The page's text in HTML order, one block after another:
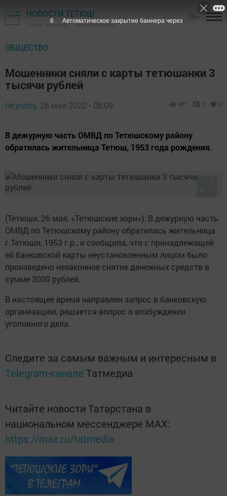
НОВОСТИ ТЕТЮШ
Газета "Авангард" - Тетюшский район
ОБЩЕСТВО
Мошенники сняли с карты тетюшанки 3
тысячи рублей
tetyushy, 26 мая 2020 - 08:09 907 0 0
В дежурную часть ОМВД по Тетюшскому району
обратилась жительница Тетюш, 1953 года рождения.
(Тетюши, 26 мая, «Тетюшские зори»). В дежурную часть
ОМВД по Тетюшскому району обратилась жительница
г.Тетюши, 1953 г.р., и сообщила, что с принадлежащей
ей банковской карты неустановленным лицом было
произведено незаконное снятие денежных средств в
сумме 3000 рублей.
В настоящее время направлен запрос в банковскую
организацию, решается вопрос о возбуждении
уголовного дела.
Следите за самым важным и интересным в
Telegram-канале Татмедиа
Читайте новости Татарстана в
национальном мессенджере MАХ:
https://max.ru/tatmedia
6 Автоматическое закрытие баннера через